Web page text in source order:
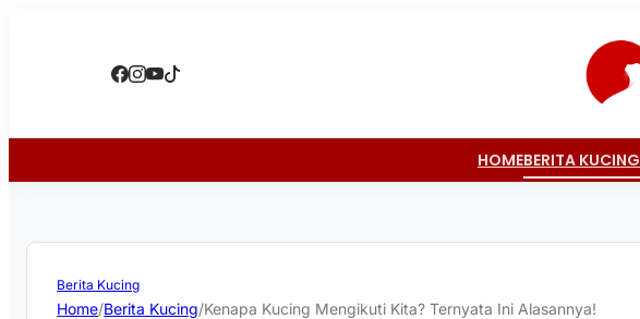
HOMEBERITA KUCING
Berita Kucing
Home/Berita Kucing/Kenapa Kucing Mengikuti Kita? Ternyata Ini Alasannya!